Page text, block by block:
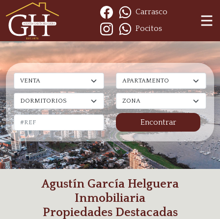
Carrasco
Pocitos
Agustín García Helguera
Inmobiliaria
Propiedades Destacadas